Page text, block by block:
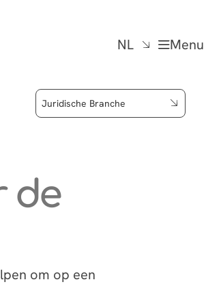
NL Menu
Juridische Branche
de
om op een